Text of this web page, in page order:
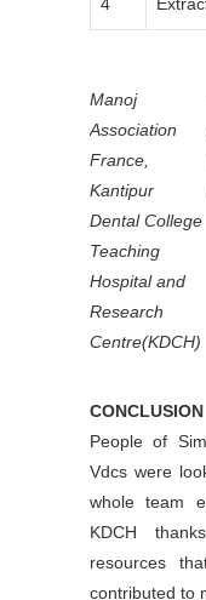
Manoj
Association
France,
Kantipur
Dental College
Teaching
Hospital and
Research
Centre(KDCH)
CONCLUSION
People of
Vdcs were
whole team
KDCH
resources
contributed to